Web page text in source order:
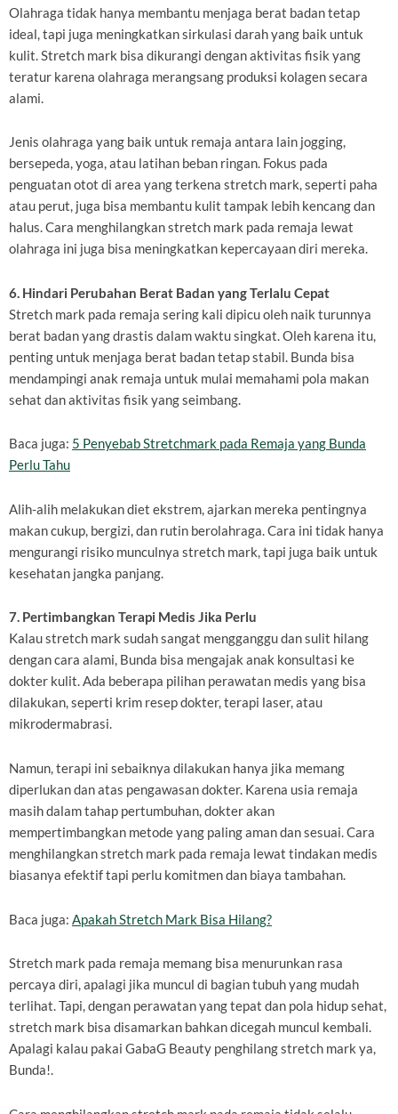
Olahraga tidak hanya membantu menjaga berat badan tetap
ideal, tapi juga meningkatkan sirkulasi darah yang baik untuk
kulit. Stretch mark bisa dikurangi dengan aktivitas fisik yang
teratur karena olahraga merangsang produksi kolagen secara
alami.
Jenis olahraga yang baik untuk remaja antara lain jogging,
bersepeda, yoga, atau latihan beban ringan. Fokus pada
penguatan otot di area yang terkena stretch mark, seperti paha
atau perut, juga bisa membantu kulit tampak lebih kencang dan
halus. Cara menghilangkan stretch mark pada remaja lewat
olahraga ini juga bisa meningkatkan kepercayaan diri mereka.
6. Hindari Perubahan Berat Badan yang Terlalu Cepat
Stretch mark pada remaja sering kali dipicu oleh naik turunnya
berat badan yang drastis dalam waktu singkat. Oleh karena itu,
penting untuk menjaga berat badan tetap stabil. Bunda bisa
mendampingi anak remaja untuk mulai memahami pola makan
sehat dan aktivitas fisik yang seimbang.
Baca juga: 5 Penyebab Stretchmark pada Remaja yang Bunda
Perlu Tahu
Alih-alih melakukan diet ekstrem, ajarkan mereka pentingnya
makan cukup, bergizi, dan rutin berolahraga. Cara ini tidak hanya
mengurangi risiko munculnya stretch mark, tapi juga baik untuk
kesehatan jangka panjang.
7. Pertimbangkan Terapi Medis Jika Perlu
Kalau stretch mark sudah sangat mengganggu dan sulit hilang
dengan cara alami, Bunda bisa mengajak anak konsultasi ke
dokter kulit. Ada beberapa pilihan perawatan medis yang bisa
dilakukan, seperti krim resep dokter, terapi laser, atau
mikrodermabrasi.
Namun, terapi ini sebaiknya dilakukan hanya jika memang
diperlukan dan atas pengawasan dokter. Karena usia remaja
masih dalam tahap pertumbuhan, dokter akan
mempertimbangkan metode yang paling aman dan sesuai. Cara
menghilangkan stretch mark pada remaja lewat tindakan medis
biasanya efektif tapi perlu komitmen dan biaya tambahan.
Baca juga: Apakah Stretch Mark Bisa Hilang?
Stretch mark pada remaja memang bisa menurunkan rasa
percaya diri, apalagi jika muncul di bagian tubuh yang mudah
terlihat. Tapi, dengan perawatan yang tepat dan pola hidup sehat,
stretch mark bisa disamarkan bahkan dicegah muncul kembali.
Apalagi kalau pakai GabaG Beauty penghilang stretch mark ya,
Bunda!.